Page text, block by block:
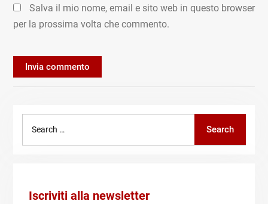
Salva il mio nome, email e sito web in questo browser
per la prossima volta che commento.
Search
Iscriviti alla newsletter